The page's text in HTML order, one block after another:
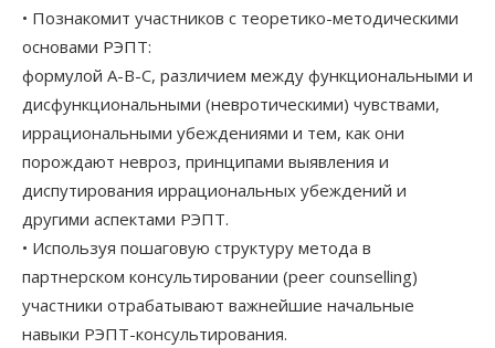
• Познакомит участников с теоретико-методическими
основами РЭПТ:
формулой А-В-С, различием между функциональными и
дисфункциональными (невротическими) чувствами,
иррациональными убеждениями и тем, как они
порождают невроз, принципами выявления и
диспутирования иррациональных убеждений и
другими аспектами РЭПТ.
• Используя пошаговую структуру метода в
партнерском консультировании (peer counselling)
участники отрабатывают важнейшие начальные
навыки РЭПТ-консультирования.